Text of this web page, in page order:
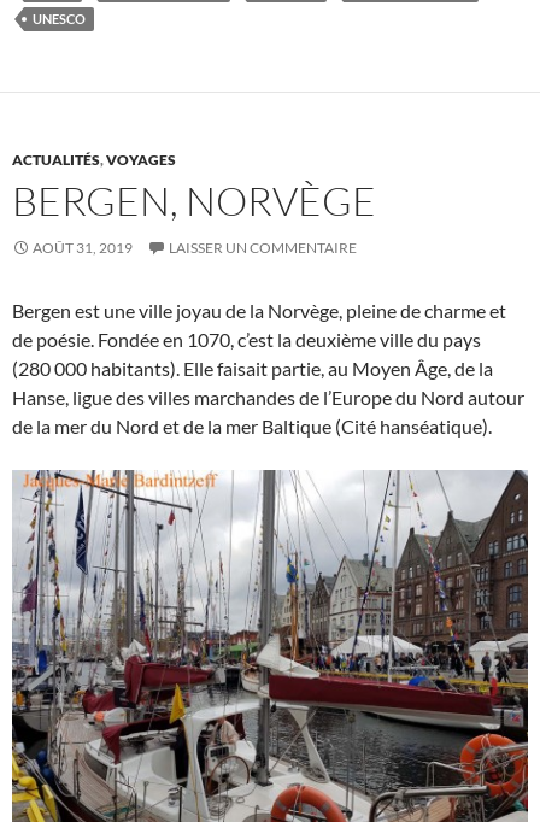
UNESCO
ACTUALITÉS,VOYAGES
BERGEN, NORVÈGE
AOÛT 31, 2019 LAISSER UN COMMENTAIRE
Bergen est une ville joyau de la Norvège, pleine de charme et
de poésie. Fondée en 1070, c’est la deuxième ville du pays
(280 000 habitants). Elle faisait partie, au Moyen Âge, de la
Hanse, ligue des villes marchandes de l’Europe du Nord autour
de la mer du Nord et de la mer Baltique (Cité hanséatique).